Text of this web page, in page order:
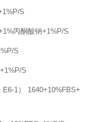
S
丙酮酸钠+1%P/S
S
S
1）
1640+10%FBS+